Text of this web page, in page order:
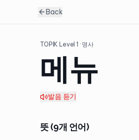
Back
TOPIK Level1 · 명사
메뉴
발음 듣기
뜻 (9개 언어)